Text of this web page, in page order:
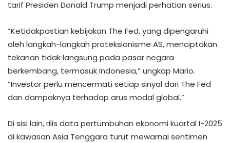
tarif Presiden Donald Trump menjadi perhatian serius.
“Ketidakpastian kebijakan The Fed, yang dipengaruhi
oleh langkah-langkah proteksionisme AS, menciptakan
tekanan tidak langsung pada pasar negara
berkembang, termasuk Indonesia,” ungkap Mario.
“Investor perlu mencermati setiap sinyal dari The Fed
dan dampaknya terhadap arus modal global.”
Di sisi lain, rilis data pertumbuhan ekonomi kuartal I-2025
di kawasan Asia Tenggara turut mewarnai sentimen